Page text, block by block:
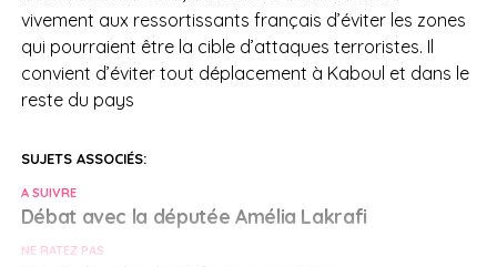
vivement aux ressortissants français d’éviter les zones
qui pourraient être la cible d’attaques terroristes. Il
convient d’éviter tout déplacement à Kaboul et dans le
reste du pays
SUJETS ASSOCIÉS:
A SUIVRE
Débat avec la députée Amélia Lakrafi
NE RATEZ PAS